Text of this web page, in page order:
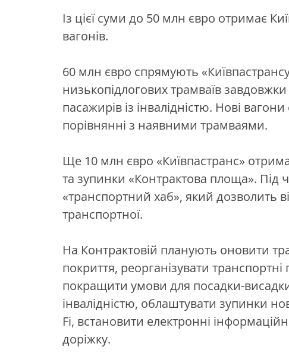
Із цієї суми до 50 млн євро отримає
вагонів.
60 млн євро спрямують
низькопідлогових трамваїв
пасажирів із інвалідністю. Нові
порівнянні з наявними трамваями.
Ще 10 млн євро «Київпастранс»
та зупинки «Контрактова площа». Під
«транспортний хаб», який дозволить
транспортної.
На Контрактовій планують оновити
покриття, реорганізувати
покращити умови для посадки-
інвалідністю, облаштувати зупинки
Fi, встановити електронні
доріжку.